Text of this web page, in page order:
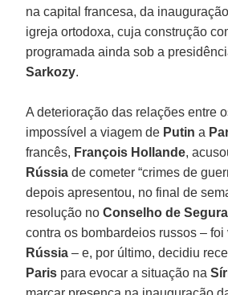
na capital francesa, da
igreja ortodoxa, cuja construção
programada ainda sob a
Sarkozy.
A deterioração das relações entre
impossível a viagem de Putin a
francês, François Hollande,
Rússia de cometer “crimes de
depois apresentou, no final de
resolução noConselho de
contra os bombardeios russos – foi
Rússia – e, por último, decidiu
Paris para evocar a situação na